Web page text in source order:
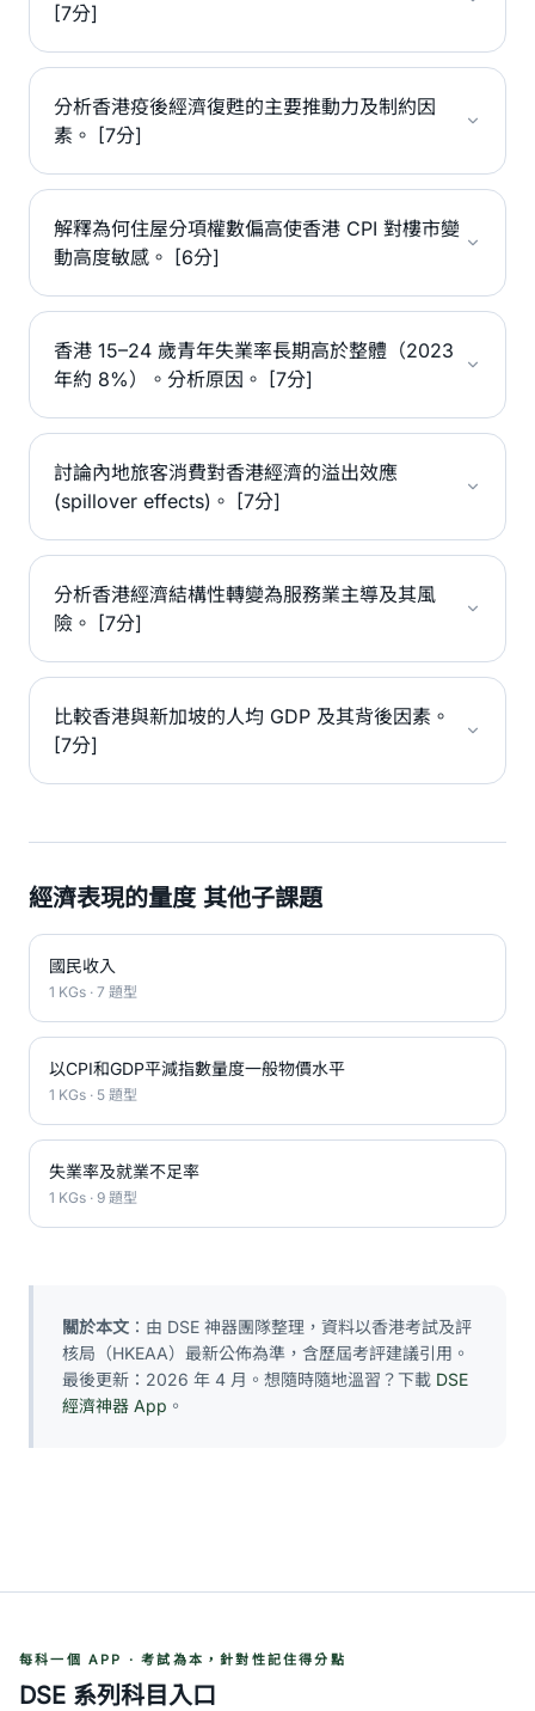
[7分]
分析香港疫後經濟復甦的主要推動力及制約因
素。 [7分]
解釋為何住屋分項權數偏高使香港 CPI 對樓市變
動高度敏感。 [6分]
香港 15–24 歲青年失業率長期高於整體（2023
年約 8%）。分析原因。 [7分]
討論內地旅客消費對香港經濟的溢出效應
(spillover effects)。 [7分]
分析香港經濟結構性轉變為服務業主導及其風
險。 [7分]
比較香港與新加坡的人均 GDP 及其背後因素。
[7分]
經濟表現的量度 其他子課題
國民收入
1 KGs · 7 題型
以CPI和GDP平減指數量度一般物價水平
1 KGs · 5 題型
失業率及就業不足率
1 KGs · 9 題型
關於本文 ：由 DSE 神器團隊整理，資料以香港考試及評
核局（HKEAA）最新公佈為準，含歷屆考評建議引用。
最後更新：2026 年 4 月。想隨時隨地溫習？下載 DSE
經濟神器 App 。
每科一個 APP · 考試為本，針對性記住得分點
DSE 系列科目入口